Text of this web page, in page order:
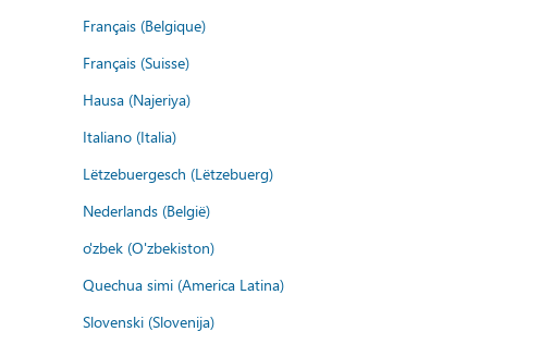
Français (Belgique)
Français (Suisse)
Hausa (Najeriya)
Italiano (Italia)
Lëtzebuergesch (Lëtzebuerg)
Nederlands (België)
o'zbek (O'zbekiston)
Quechua simi (America Latina)
Slovenski (Slovenija)